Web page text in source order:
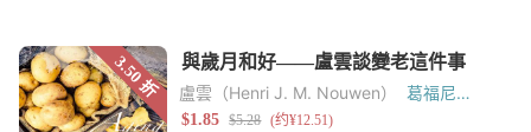
盧雲（Henri J. M. Nouwen）
葛福尼
（Walter Gaffney）